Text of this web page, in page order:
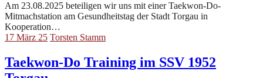
Am 23.08.2025 beteiligen wir uns mit einer Taekwon-Do-
Mitmachstation am Gesundheitstag der Stadt Torgau in
Kooperation…
17 März 25 Torsten Stamm
Taekwon-Do Training im SSV 1952